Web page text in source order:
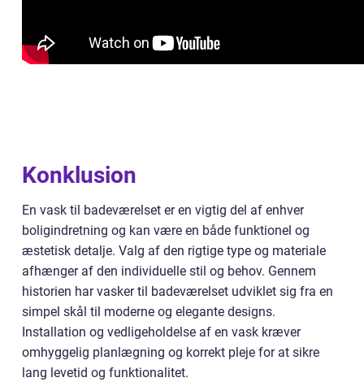
Konklusion
En vask til badeværelset er en vigtig del af enhver
boligindretning og kan være en både funktionel og
æstetisk detalje. Valg af den rigtige type og materiale
afhænger af den individuelle stil og behov. Gennem
historien har vasker til badeværelset udviklet sig fra en
simpel skål til moderne og elegante designs.
Installation og vedligeholdelse af en vask kræver
omhyggelig planlægning og korrekt pleje for at sikre
lang levetid og funktionalitet.